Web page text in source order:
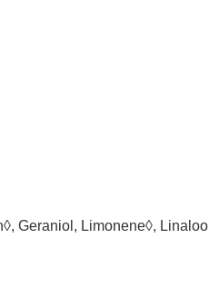
Geraniol, Limonene◊,